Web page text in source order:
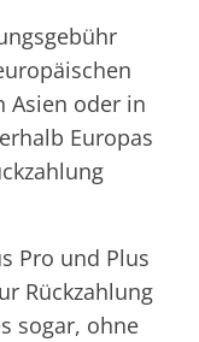
Asien oder in
Europas
Pro und Plus
Rückzahlung
sogar, ohne